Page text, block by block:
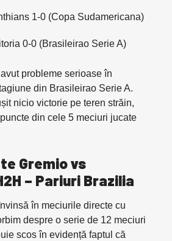
1-0 (Copa Sudamericana)
0-0 (Brasileirao Serie A)
probleme serioase în
din Brasileirao Serie A.
nicio victorie pe teren străin,
din cele 5 meciuri jucate
Gremio vs
– Pariuri Brazilia
în meciurile directe cu
despre o serie de 12 meciuri
scos în evidență faptul că